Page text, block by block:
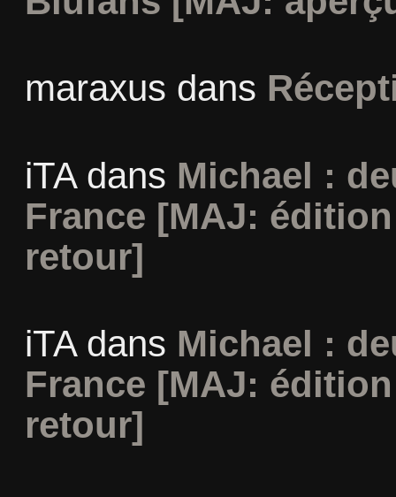
maraxus dans
iTAdans Michael :
France [MAJ:
retour]
iTAdans Michael :
France [MAJ:
retour]